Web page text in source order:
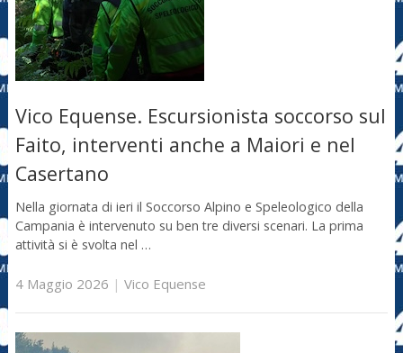
Vico Equense. Escursionista soccorso sul
Faito, interventi anche a Maiori e nel
Casertano
Nella giornata di ieri il Soccorso Alpino e Speleologico della
Campania è intervenuto su ben tre diversi scenari. La prima
attività si è svolta nel …
4 Maggio 2026 | Vico Equense